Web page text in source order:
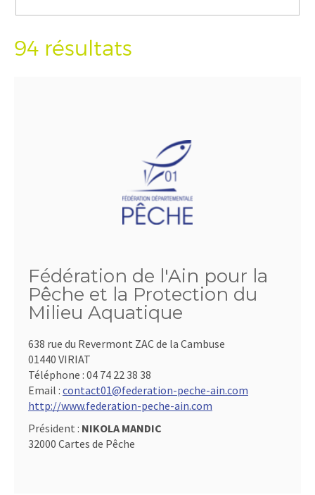
94 résultats
Fédération de l'Ain pour la
Pêche et la Protection du
Milieu Aquatique
638 rue du Revermont ZAC de la Cambuse
01440 VIRIAT
Téléphone : 04 74 22 38 38
Email : contact01@federation-peche-ain.com
http://www.federation-peche-ain.com
Président : NIKOLA MANDIC
32000 Cartes de Pêche